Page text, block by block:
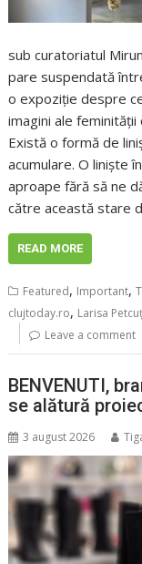
sub curatoriatul
pare suspendată
o expoziție despre
imagini ale
Există o formă de
acumulare. O liniște
aproape fără să ne
către această stare
READ MORE
Featured, Important,
clujtoday.ro, Larisa Petcuț
Leave a comment
BENVENUTI,
se alătură
3 august 2026